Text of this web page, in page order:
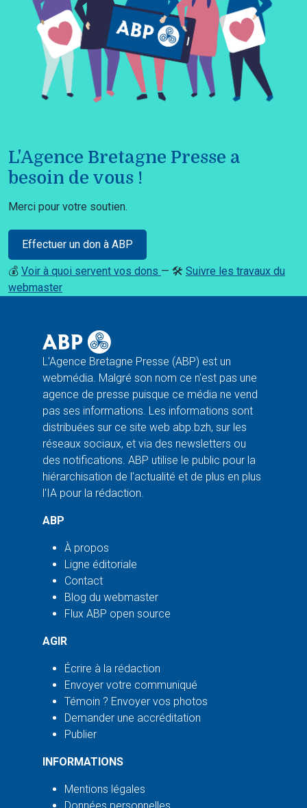
L'Agence Bretagne Presse a
besoin de vous !
Merci pour votre soutien.
Effectuer un don à ABP
💰 Voir à quoi servent vos dons — 🛠️ Suivre les travaux du
webmaster
L'Agence Bretagne Presse (ABP) est un
webmédia. Malgré son nom ce n'est pas une
agence de presse puisque ce média ne vend
pas ses informations. Les informations sont
distribuées sur ce site web abp.bzh, sur les
réseaux sociaux, et via des newsletters ou
des notifications. ABP utilise le public pour la
hiérarchisation de l'actualité et de plus en plus
l'IA pour la rédaction.
ABP
À propos
Ligne éditoriale
Contact
Blog du webmaster
Flux ABP open source
AGIR
Écrire à la rédaction
Envoyer votre communiqué
Témoin ? Envoyer vos photos
Demander une accréditation
Publier
INFORMATIONS
Mentions légales